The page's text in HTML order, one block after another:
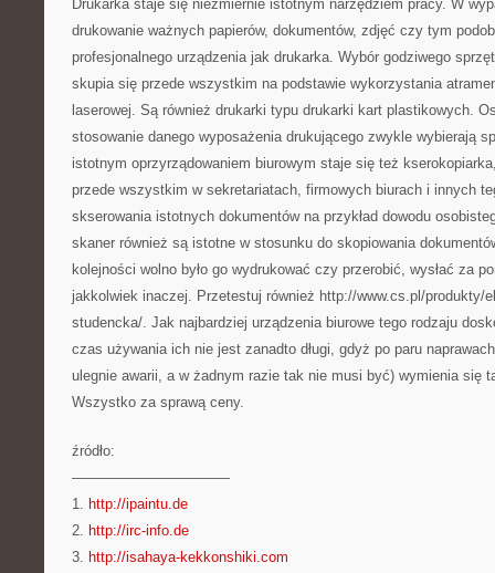
Drukarka staje się niezmiernie istotnym narzędziem pracy. W
drukowanie ważnych papierów, dokumentów, zdjęć czy tym
profesjonalnego urządzenia jak drukarka. Wybór godziwego
skupia się przede wszystkim na podstawie wykorzystania
laserowej. Są również drukarki typu drukarki kart plastikowych.
stosowanie danego wyposażenia drukującego zwykle wybierają
istotnym oprzyrządowaniem biurowym staje się też
przede wszystkim w sekretariatach, firmowych biurach i innych
skserowania istotnych dokumentów na przykład dowodu
skaner również są istotne w stosunku do skopiowania
kolejności wolno było go wydrukować czy przerobić, wysłać za
jakkolwiek inaczej. Przetestuj również http://www.cs.pl/produkty/
studencka/. Jak najbardziej urządzenia biurowe tego rodzaju
czas używania ich nie jest zanadto długi, gdyż po paru
ulegnie awarii, a w żadnym razie tak nie musi być) wymienia się
Wszystko za sprawą ceny.
źródło:
———————————
1. http://ipaintu.de
2. http://irc-info.de
3. http://isahaya-kekkonshiki.com